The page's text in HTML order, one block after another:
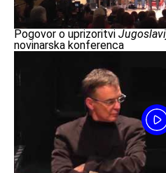
Pogovor o uprizoritvi
novinarska konferenca